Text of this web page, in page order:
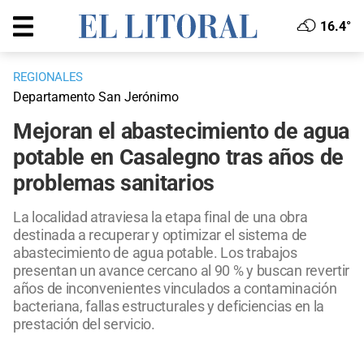
16.4°
REGIONALES
Departamento San Jerónimo
Mejoran el abastecimiento de agua
potable en Casalegno tras años de
problemas sanitarios
La localidad atraviesa la etapa final de una obra
destinada a recuperar y optimizar el sistema de
abastecimiento de agua potable. Los trabajos
presentan un avance cercano al 90 % y buscan revertir
años de inconvenientes vinculados a contaminación
bacteriana, fallas estructurales y deficiencias en la
prestación del servicio.